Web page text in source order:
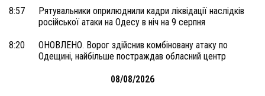
8:57
Рятувальники оприлюднили кадри ліквідації наслідків
російської атаки на Одесу в ніч на 9 серпня
8:20
ОНОВЛЕНО. Ворог здійснив комбіновану атаку по
Одещині, найбільше постраждав обласний центр
08/08/2026